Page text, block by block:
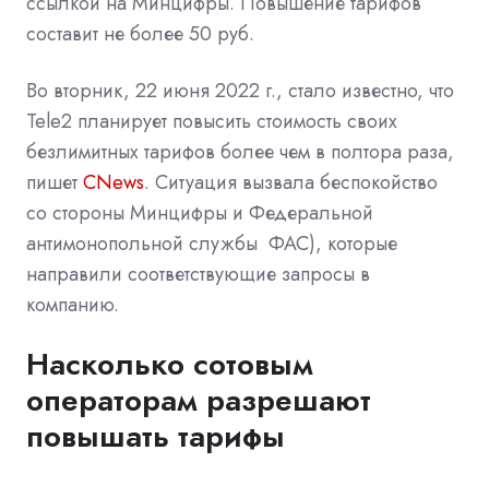
составит не более 50 руб.
Во вторник, 22 июня 2022 г., стало известно, что
Tele2 планирует повысить стоимость своих
безлимитных тарифов более чем в полтора раза,
пишетCNews. Ситуация вызвала беспокойство
со стороны Минцифры и Федеральной
антимонопольной службы ФАС), которые
направили соответствующие запросы в
компанию.
Насколько сотовым
операторам разрешают
повышать тарифы